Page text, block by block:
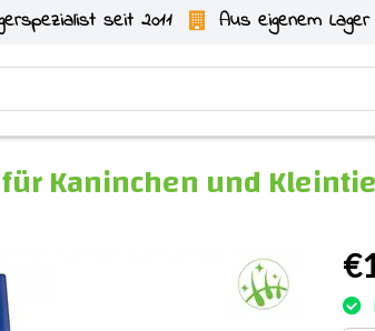
seit 2011 Aus eigenem
Kaninchen und